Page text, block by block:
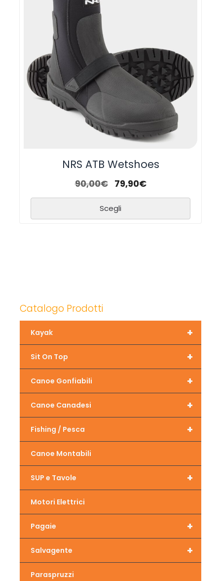
NRS ATB Wetshoes
90,00€ 79,90€
Scegli
Catalogo Prodotti
+
Kayak
+
Sit On Top
+
Canoe Gonfiabili
+
Canoe Canadesi
+
Fishing / Pesca
Canoe Montabili
+
SUP e Tavole
Motori Elettrici
+
Pagaie
+
Salvagente
Paraspruzzi